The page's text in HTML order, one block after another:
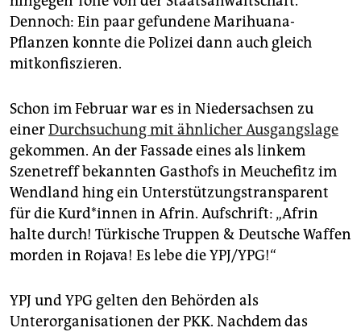
Dennoch: Ein paar gefundene Marihuana-
Pflanzen konnte die Polizei dann auch gleich
mitkonfiszieren.
Schon im Februar war es in Niedersachsen zu
einerDurchsuchung mit ähnlicher Ausgangslage
gekommen. An der Fassade eines als linkem
Szenetreff bekannten Gasthofs in Meuchefitz im
Wendland hing ein Unterstützungstransparent
für die Kurd*innen in Afrin. Aufschrift: „Afrin
halte durch! Türkische Truppen & Deutsche Waffen
morden in Rojava! Es lebe die YPJ/YPG!“
YPJ und YPG gelten den Behörden als
Unterorganisationen der PKK. Nachdem das